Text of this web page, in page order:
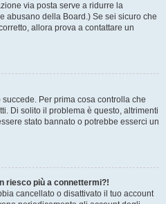
via posta serve a ridurre la
abusano della Board.) Se sei sicuro che
allora prova a contattare un
Per prima cosa controlla che
Di solito il problema è questo, altrimenti
stato bannato o potrebbe esserci un
riesco più a connettermi?!
cancellato o disattivato il tuo account